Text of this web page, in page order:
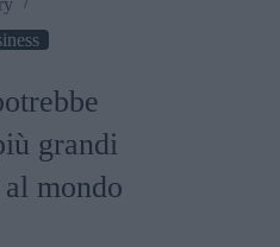
grandi
al mondo